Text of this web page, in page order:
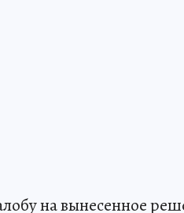
на вынесенное